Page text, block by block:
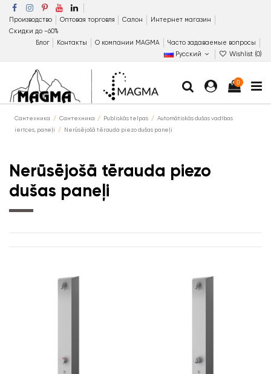
Производство Оптовая торговля Салон
Интернет магазин
Скидки до −60%
Блог
Контакты О компании MAGMA
Часто задаваемые вопросы
Русский
Wishlist (0)
0
Сантехника Сантехника Publiskās telpas
Automātiskās dušas vadības
ierīces, paneļi
Nerūsējošā tērauda piezo dušas paneļi
Nerūsējošā tērauda piezo
dušas paneļi